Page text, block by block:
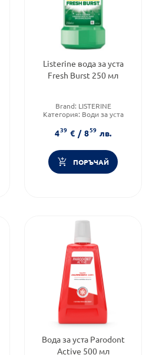
Listerine вода за уста
Fresh Burst 250 мл
Brand: LISTERINE
Категория: Води за уста
уста
439 € / 859 лв.
ПОРЪЧАЙ
Вода за уста Parodont
Active 500 мл